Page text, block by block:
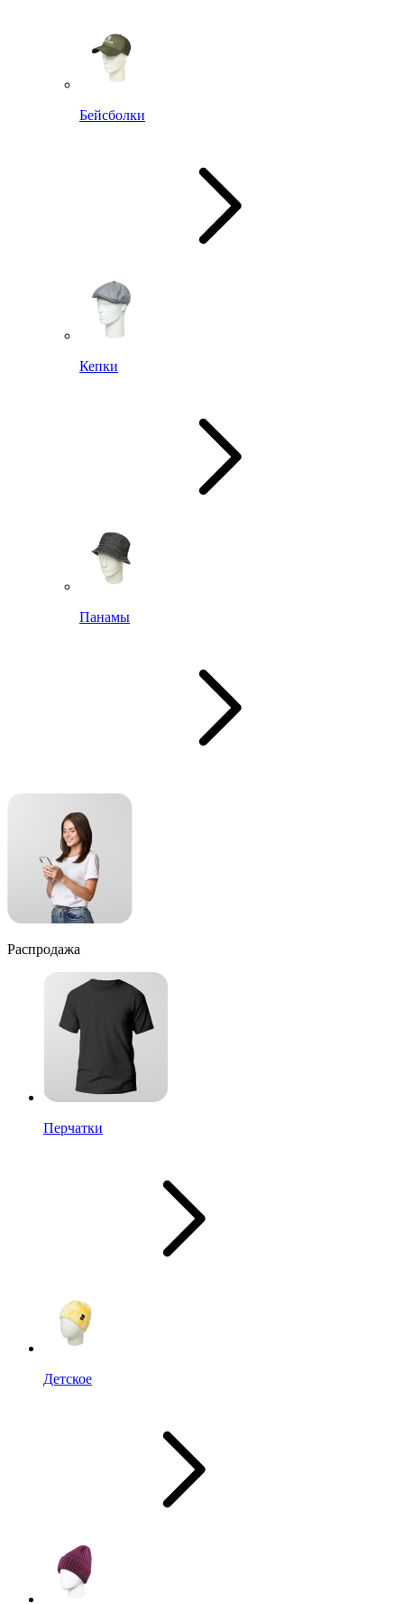
Бейсболки
Кепки
Панамы
Распродажа
Перчатки
Детское